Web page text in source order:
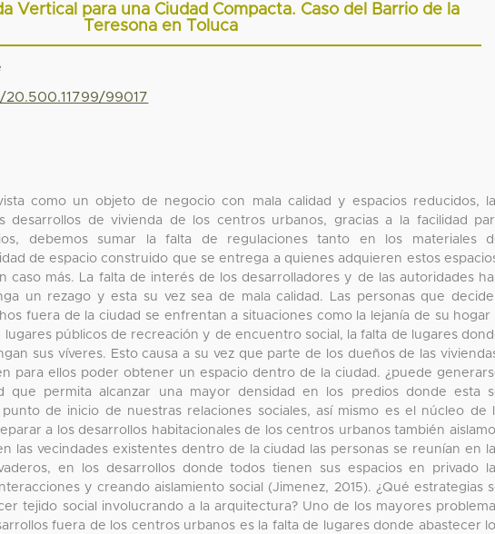
Vertical para una Ciudad Compacta. Caso del Barrio de la
Teresona en Toluca
99017
como un objeto de negocio con mala calidad y espacios reducidos,
desarrollos de vivienda de los centros urbanos, gracias a la facilidad
debemos sumar la falta de regulaciones tanto en los materiales
de espacio construido que se entrega a quienes adquieren estos
caso más. La falta de interés de los desarrolladores y de las autoridades
un rezago y esta su vez sea de mala calidad. Las personas que
fuera de la ciudad se enfrentan a situaciones como la lejanía de su hogar
lugares públicos de recreación y de encuentro social, la falta de lugares
sus víveres. Esto causa a su vez que parte de los dueños de las
para ellos poder obtener un espacio dentro de la ciudad. ¿puede
que permita alcanzar una mayor densidad en los predios donde esta
de inicio de nuestras relaciones sociales, así mismo es el núcleo de
a los desarrollos habitacionales de los centros urbanos también
las vecindades existentes dentro de la ciudad las personas se reunían en
en los desarrollos donde todos tienen sus espacios en privado
y creando aislamiento social (Jimenez, 2015). ¿Qué estrategias
tejido social involucrando a la arquitectura? Uno de los mayores
fuera de los centros urbanos es la falta de lugares donde abastecer